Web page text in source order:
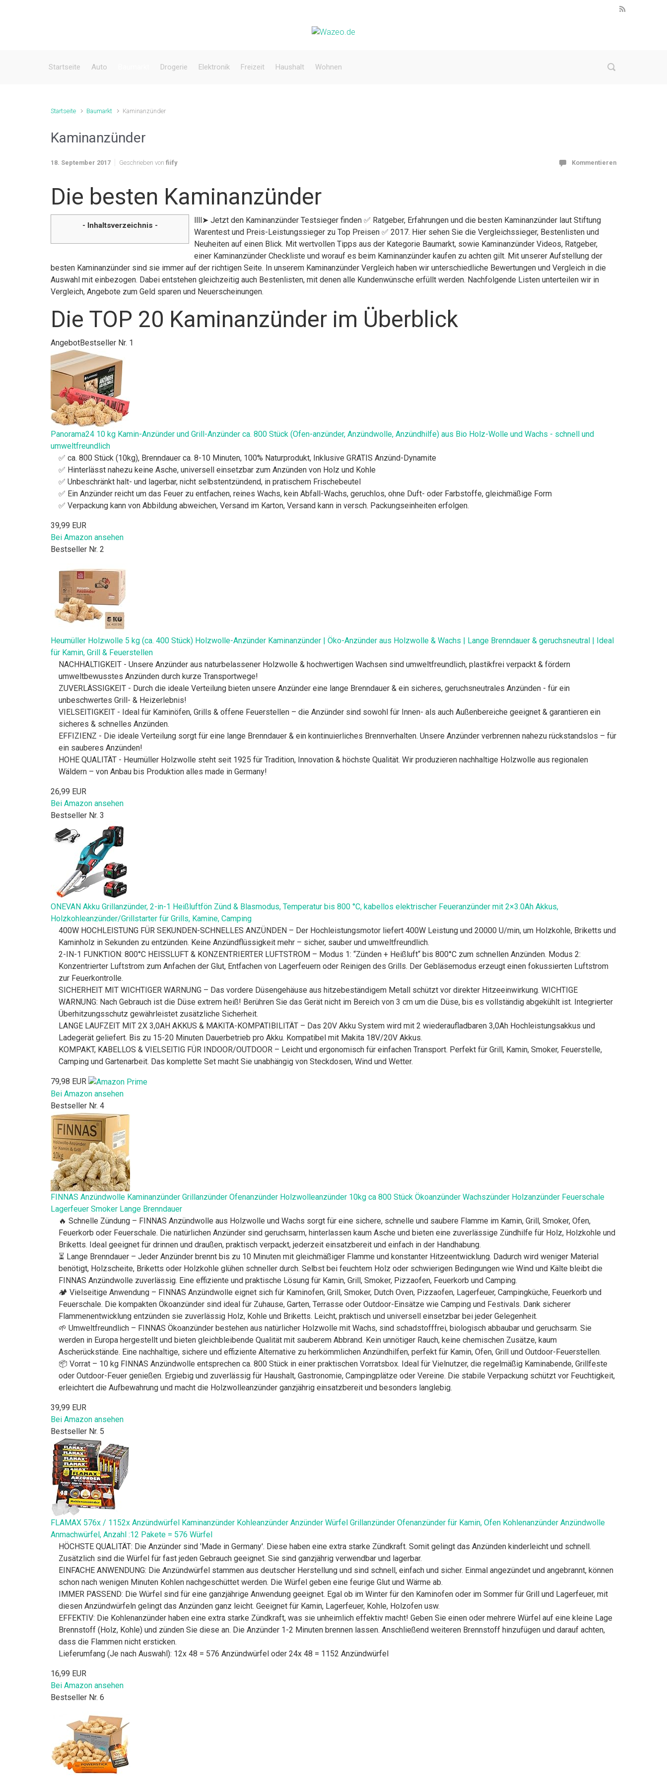
Startseite Auto Drogerie Elektronik Freizeit Haushalt Wohnen
Startseite Baumarkt Kaminanzünder
Kaminanzünder
18. September 2017 Geschrieben von fiify Kommentieren
Die besten Kaminanzünder
- Inhaltsverzeichnis -
llll➤ Jetzt den Kaminanzünder Testsieger finden ✅ Ratgeber, Erfahrungen und die besten Kaminanzünder laut Stiftung
Warentest und Preis-Leistungssieger zu Top Preisen ✅ 2017. Hier sehen Sie die Vergleichssieger, Bestenlisten und
Neuheiten auf einen Blick. Mit wertvollen Tipps aus der Kategorie Baumarkt, sowie Kaminanzünder Videos, Ratgeber,
einer Kaminanzünder Checkliste und worauf es beim Kaminanzünder kaufen zu achten gilt. Mit unserer Aufstellung der
besten Kaminanzünder sind sie immer auf der richtigen Seite. In unserem Kaminanzünder Vergleich haben wir unterschiedliche Bewertungen und Vergleich in die
Auswahl mit einbezogen. Dabei entstehen gleichzeitig auch Bestenlisten, mit denen alle Kundenwünsche erfüllt werden. Nachfolgende Listen unterteilen wir in
Vergleich, Angebote zum Geld sparen und Neuerscheinungen.
Die TOP 20 Kaminanzünder im Überblick
AngebotBestseller Nr. 1
Panorama24 10 kg Kamin-Anzünder und Grill-Anzünder ca. 800 Stück (Ofen-anzünder, Anzündwolle, Anzündhilfe) aus Bio Holz-Wolle und Wachs - schnell und
umweltfreundlich
✅ ca. 800 Stück (10kg), Brenndauer ca. 8-10 Minuten, 100% Naturprodukt, Inklusive GRATIS Anzünd-Dynamite
✅ Hinterlässt nahezu keine Asche, universell einsetzbar zum Anzünden von Holz und Kohle
✅ Unbeschränkt halt- und lagerbar, nicht selbstentzündend, in pratischem Frischebeutel
✅ Ein Anzünder reicht um das Feuer zu entfachen, reines Wachs, kein Abfall-Wachs, geruchlos, ohne Duft- oder Farbstoffe, gleichmäßige Form
✅ Verpackung kann von Abbildung abweichen, Versand im Karton, Versand kann in versch. Packungseinheiten erfolgen.
39,99 EUR
Bei Amazon ansehen
Bestseller Nr. 2
Heumüller Holzwolle 5 kg (ca. 400 Stück) Holzwolle-Anzünder Kaminanzünder | Öko-Anzünder aus Holzwolle & Wachs | Lange Brenndauer & geruchsneutral | Ideal
für Kamin, Grill & Feuerstellen
NACHHALTIGKEIT - Unsere Anzünder aus naturbelassener Holzwolle & hochwertigen Wachsen sind umweltfreundlich, plastikfrei verpackt & fördern
umweltbewusstes Anzünden durch kurze Transportwege!
ZUVERLÄSSIGKEIT - Durch die ideale Verteilung bieten unsere Anzünder eine lange Brenndauer & ein sicheres, geruchsneutrales Anzünden - für ein
unbeschwertes Grill- & Heizerlebnis!
VIELSEITIGKEIT - Ideal für Kaminöfen, Grills & offene Feuerstellen – die Anzünder sind sowohl für Innen- als auch Außenbereiche geeignet & garantieren ein
sicheres & schnelles Anzünden.
EFFIZIENZ - Die ideale Verteilung sorgt für eine lange Brenndauer & ein kontinuierliches Brennverhalten. Unsere Anzünder verbrennen nahezu rückstandslos – für
ein sauberes Anzünden!
HOHE QUALITÄT - Heumüller Holzwolle steht seit 1925 für Tradition, Innovation & höchste Qualität. Wir produzieren nachhaltige Holzwolle aus regionalen
Wäldern – von Anbau bis Produktion alles made in Germany!
26,99 EUR
Bei Amazon ansehen
Bestseller Nr. 3
ONEVAN Akku Grillanzünder, 2-in-1 Heißluftfön Zünd & Blasmodus, Temperatur bis 800 °C, kabellos elektrischer Feueranzünder mit 2×3.0Ah Akkus,
Holzkohleanzünder/Grillstarter für Grills, Kamine, Camping
400W HOCHLEISTUNG FÜR SEKUNDEN-SCHNELLES ANZÜNDEN – Der Hochleistungsmotor liefert 400W Leistung und 20000 U/min, um Holzkohle, Briketts und
Kaminholz in Sekunden zu entzünden. Keine Anzündflüssigkeit mehr – sicher, sauber und umweltfreundlich.
2-IN-1 FUNKTION: 800°C HEISSLUFT & KONZENTRIERTER LUFTSTROM – Modus 1: “Zünden + Heißluft“ bis 800°C zum schnellen Anzünden. Modus 2:
Konzentrierter Luftstrom zum Anfachen der Glut, Entfachen von Lagerfeuern oder Reinigen des Grills. Der Gebläsemodus erzeugt einen fokussierten Luftstrom
zur Feuerkontrolle.
SICHERHEIT MIT WICHTIGER WARNUNG – Das vordere Düsengehäuse aus hitzebeständigem Metall schützt vor direkter Hitzeeinwirkung. WICHTIGE
WARNUNG: Nach Gebrauch ist die Düse extrem heiß! Berühren Sie das Gerät nicht im Bereich von 3 cm um die Düse, bis es vollständig abgekühlt ist. Integrierter
Überhitzungsschutz gewährleistet zusätzliche Sicherheit.
LANGE LAUFZEIT MIT 2X 3,0AH AKKUS & MAKITA-KOMPATIBILITÄT – Das 20V Akku System wird mit 2 wiederaufladbaren 3,0Ah Hochleistungsakkus und
Ladegerät geliefert. Bis zu 15-20 Minuten Dauerbetrieb pro Akku. Kompatibel mit Makita 18V/20V Akkus.
KOMPAKT, KABELLOS & VIELSEITIG FÜR INDOOR/OUTDOOR – Leicht und ergonomisch für einfachen Transport. Perfekt für Grill, Kamin, Smoker, Feuerstelle,
Camping und Gartenarbeit. Das komplette Set macht Sie unabhängig von Steckdosen, Wind und Wetter.
79,98 EUR
Bei Amazon ansehen
Bestseller Nr. 4
FINNAS Anzündwolle Kaminanzünder Grillanzünder Ofenanzünder Holzwolleanzünder 10kg ca 800 Stück Ökoanzünder Wachszünder Holzanzünder Feuerschale
Lagerfeuer Smoker Lange Brenndauer
🔥 Schnelle Zündung – FINNAS Anzündwolle aus Holzwolle und Wachs sorgt für eine sichere, schnelle und saubere Flamme im Kamin, Grill, Smoker, Ofen,
Feuerkorb oder Feuerschale. Die natürlichen Anzünder sind geruchsarm, hinterlassen kaum Asche und bieten eine zuverlässige Zündhilfe für Holz, Holzkohle und
Briketts. Ideal geeignet für drinnen und draußen, praktisch verpackt, jederzeit einsatzbereit und einfach in der Handhabung.
⏳ Lange Brenndauer – Jeder Anzünder brennt bis zu 10 Minuten mit gleichmäßiger Flamme und konstanter Hitzeentwicklung. Dadurch wird weniger Material
benötigt, Holzscheite, Briketts oder Holzkohle glühen schneller durch. Selbst bei feuchtem Holz oder schwierigen Bedingungen wie Wind und Kälte bleibt die
FINNAS Anzündwolle zuverlässig. Eine effiziente und praktische Lösung für Kamin, Grill, Smoker, Pizzaofen, Feuerkorb und Camping.
🏕️ Vielseitige Anwendung – FINNAS Anzündwolle eignet sich für Kaminofen, Grill, Smoker, Dutch Oven, Pizzaofen, Lagerfeuer, Campingküche, Feuerkorb und
Feuerschale. Die kompakten Ökoanzünder sind ideal für Zuhause, Garten, Terrasse oder Outdoor-Einsätze wie Camping und Festivals. Dank sicherer
Flammenentwicklung entzünden sie zuverlässig Holz, Kohle und Briketts. Leicht, praktisch und universell einsetzbar bei jeder Gelegenheit.
🌱 Umweltfreundlich – FINNAS Ökoanzünder bestehen aus natürlicher Holzwolle mit Wachs, sind schadstofffrei, biologisch abbaubar und geruchsarm. Sie
werden in Europa hergestellt und bieten gleichbleibende Qualität mit sauberem Abbrand. Kein unnötiger Rauch, keine chemischen Zusätze, kaum
Ascherückstände. Eine nachhaltige, sichere und effiziente Alternative zu herkömmlichen Anzündhilfen, perfekt für Kamin, Ofen, Grill und Outdoor-Feuerstellen.
📦 Vorrat – 10 kg FINNAS Anzündwolle entsprechen ca. 800 Stück in einer praktischen Vorratsbox. Ideal für Vielnutzer, die regelmäßig Kaminabende, Grillfeste
oder Outdoor-Feuer genießen. Ergiebig und zuverlässig für Haushalt, Gastronomie, Campingplätze oder Vereine. Die stabile Verpackung schützt vor Feuchtigkeit,
erleichtert die Aufbewahrung und macht die Holzwolleanzünder ganzjährig einsatzbereit und besonders langlebig.
39,99 EUR
Bei Amazon ansehen
Bestseller Nr. 5
FLAMAX 576x / 1152x Anzündwürfel Kaminanzünder Kohleanzünder Anzünder Würfel Grillanzünder Ofenanzünder für Kamin, Ofen Kohlenanzünder Anzündwolle
Anmachwürfel, Anzahl :12 Pakete = 576 Würfel
HÖCHSTE QUALITÄT: Die Anzünder sind 'Made in Germany'. Diese haben eine extra starke Zündkraft. Somit gelingt das Anzünden kinderleicht und schnell.
Zusätzlich sind die Würfel für fast jeden Gebrauch geeignet. Sie sind ganzjährig verwendbar und lagerbar.
EINFACHE ANWENDUNG: Die Anzündwürfel stammen aus deutscher Herstellung und sind schnell, einfach und sicher. Einmal angezündet und angebrannt, können
schon nach wenigen Minuten Kohlen nachgeschüttet werden. Die Würfel geben eine feurige Glut und Wärme ab.
IMMER PASSEND: Die Würfel sind für eine ganzjährige Anwendung geeignet. Egal ob im Winter für den Kaminofen oder im Sommer für Grill und Lagerfeuer, mit
diesen Anzündwürfeln gelingt das Anzünden ganz leicht. Geeignet für Kamin, Lagerfeuer, Kohle, Holzofen usw.
EFFEKTIV: Die Kohlenanzünder haben eine extra starke Zündkraft, was sie unheimlich effektiv macht! Geben Sie einen oder mehrere Würfel auf eine kleine Lage
Brennstoff (Holz, Kohle) und zünden Sie diese an. Die Anzünder 1-2 Minuten brennen lassen. Anschließend weiteren Brennstoff hinzufügen und darauf achten,
dass die Flammen nicht ersticken.
Lieferumfang (Je nach Auswahl): 12x 48 = 576 Anzündwürfel oder 24x 48 = 1152 Anzündwürfel
16,99 EUR
Bei Amazon ansehen
Bestseller Nr. 6